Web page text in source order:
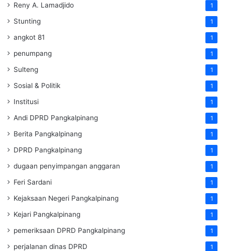
Reny A. Lamadjido 1
Stunting 1
angkot 81 1
penumpang 1
Sulteng 1
Sosial & Politik 1
Institusi 1
Andi DPRD Pangkalpinang 1
Berita Pangkalpinang 1
DPRD Pangkalpinang 1
dugaan penyimpangan anggaran 1
Feri Sardani 1
Kejaksaan Negeri Pangkalpinang 1
Kejari Pangkalpinang 1
pemeriksaan DPRD Pangkalpinang 1
perjalanan dinas DPRD 1